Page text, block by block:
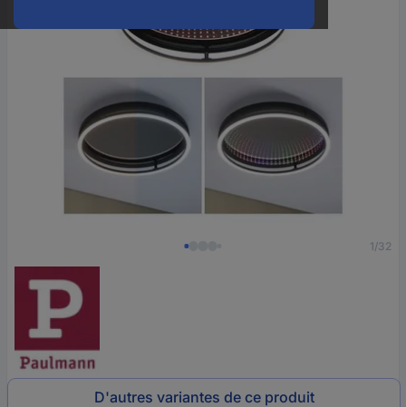
1/32
D'autres variantes de ce produit